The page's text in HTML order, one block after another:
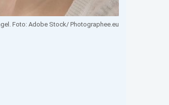
Foto: Adobe Stock/ Photographee.eu